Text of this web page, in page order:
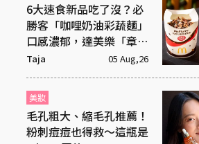
6大速食新品吃了沒？必
勝客「咖哩奶油彩蔬麵」
口感濃郁，達美樂「章魚
燒披薩」社群新寵
Taja 05 Aug,26
美妝
毛孔粗大、縮毛孔推薦！
粉刺痘痘也得救～這瓶是